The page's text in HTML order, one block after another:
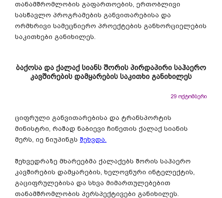
თანამშრომლობის გაფართოების, ერთობლივი
სასწავლო პროგრამების განვითარებისა და
ორმხრივი სამეცნიერო პროექტების განხორციელების
საკითხები განიხილეს.
ბაქოსა და ქალაქ სიანს შორის პირდაპირი საჰაერო
კავშირების დამყარების საკითხი განიხილეს
29 ოქტომბერი
ციფრული განვითარებისა და ტრანსპორტის
მინისტრი, რაშად ნაბიევი ჩინეთის ქალაქ სიანის
მერს, იე ნიუპინგს შეხვდა.
შეხვედრაზე მხარეებმა ქალაქებს შორის საჰაერო
კავშირების დამყარების, ხელოვნური ინტელექტის,
გაციფრულებისა და სხვა მიმართულებებით
თანამშრომლობის პერსპექტივები განიხილეს.